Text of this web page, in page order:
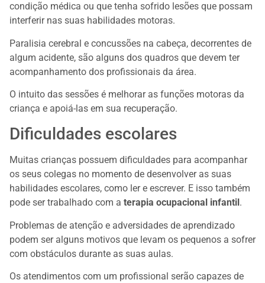
condição médica ou que tenha sofrido lesões que possam
interferir nas suas habilidades motoras.
Paralisia cerebral e concussões na cabeça, decorrentes de
algum acidente, são alguns dos quadros que devem ter
acompanhamento dos profissionais da área.
O intuito das sessões é melhorar as funções motoras da
criança e apoiá-las em sua recuperação.
Dificuldades escolares
Muitas crianças possuem dificuldades para acompanhar
os seus colegas no momento de desenvolver as suas
habilidades escolares, como ler e escrever. E isso também
pode ser trabalhado com a terapia ocupacional infantil .
Problemas de atenção e adversidades de aprendizado
podem ser alguns motivos que levam os pequenos a sofrer
com obstáculos durante as suas aulas.
Os atendimentos com um profissional serão capazes de